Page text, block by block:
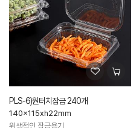
PLS-6)원터치잠금 240개
140x115xh22mm
위생적인 잠금용기